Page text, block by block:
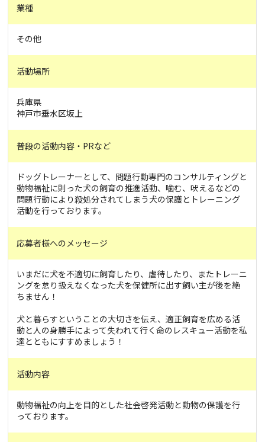
業種
その他
活動場所
兵庫県
神戸市垂水区坂上
普段の活動内容・PRなど
ドッグトレーナーとして、問題行動専門のコンサルティングと
動物福祉に則った犬の飼育の推進活動、噛む、吠えるなどの
問題行動により殺処分されてしまう犬の保護とトレーニング
活動を行っております。
応募者様へのメッセージ
いまだに犬を不適切に飼育したり、虐待したり、またトレーニ
ングを怠り扱えなくなった犬を保健所に出す飼い主が後を絶
ちません！
犬と暮らすということの大切さを伝え、適正飼育を広める活
動と人の身勝手によって失われて行く命のレスキュー活動を私
達とともにすすめましょう！
活動内容
動物福祉の向上を目的とした社会啓発活動と動物の保護を行
っております。